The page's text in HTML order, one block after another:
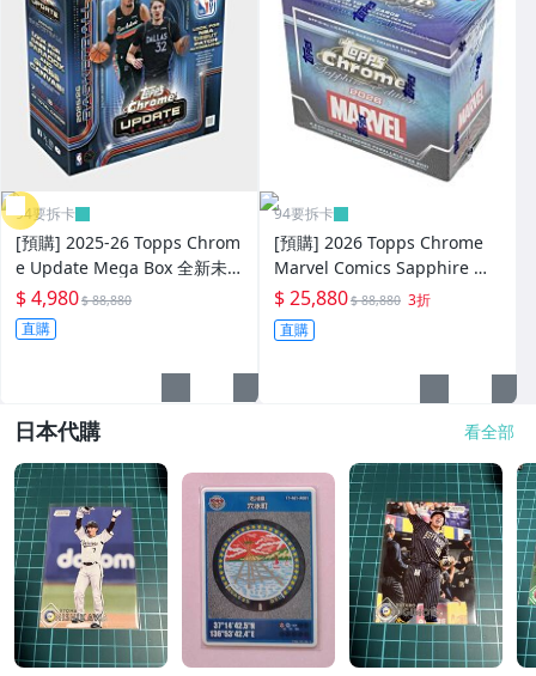
94要拆卡
[預購] 2025-26 Topps Chrom
e Update Mega Box 全新未
拆一盒 抽 RDPA Alter Egos 小
小兵 SSP特卡
$ 4,980$ 88,880
直購
94要拆卡
[預購] 2026 Topps Chrome
Marvel Comics Sapphire 全
新未拆盒卡 拚蜘蛛人 金鋼狼
鋼鐵人 Hidden Gems SP
$ 25,880$ 88,880 3折
直購
日本代購 看全部